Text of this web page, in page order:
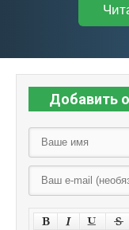
Добавить